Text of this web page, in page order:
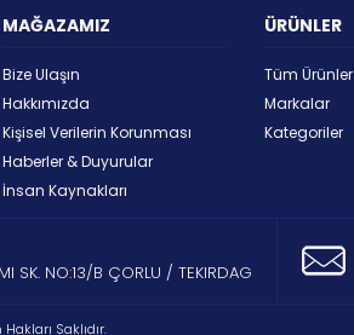
MAĞAZAMIZ
Bize Ulaşın
Hakkımızda
Kişisel Verilerin Korunması
Haberler & Duyurular
İnsan Kaynakları
ÜRÜNLER
Tüm Ürünler
Markalar
Kategoriler
SK. NO:13/B ÇORLU / TEKIRDAG
Hakları Saklıdır.